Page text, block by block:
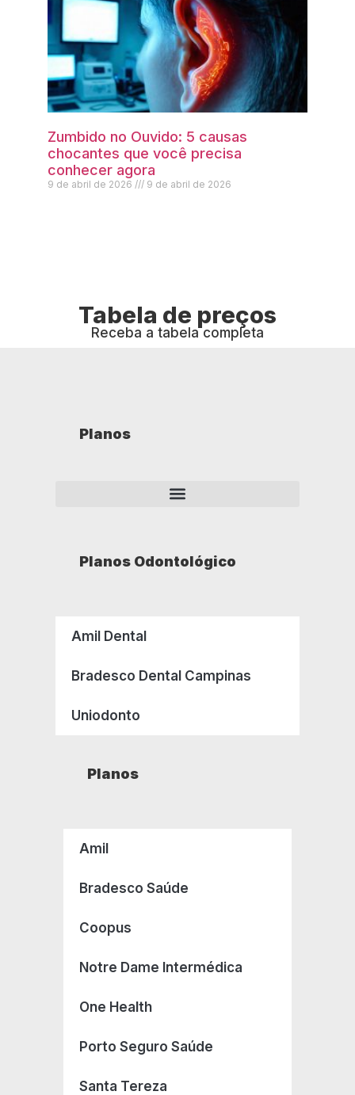
Zumbido no Ouvido: 5 causas
chocantes que você precisa
conhecer agora
9 de abril de 2026 9 de abril de 2026
Tabela de preços
Receba a tabela completa
Planos
Planos Odontológico
Amil Dental
Bradesco Dental Campinas
Uniodonto
Planos
Amil
Bradesco Saúde
Coopus
Notre Dame Intermédica
One Health
Porto Seguro Saúde
Santa Tereza